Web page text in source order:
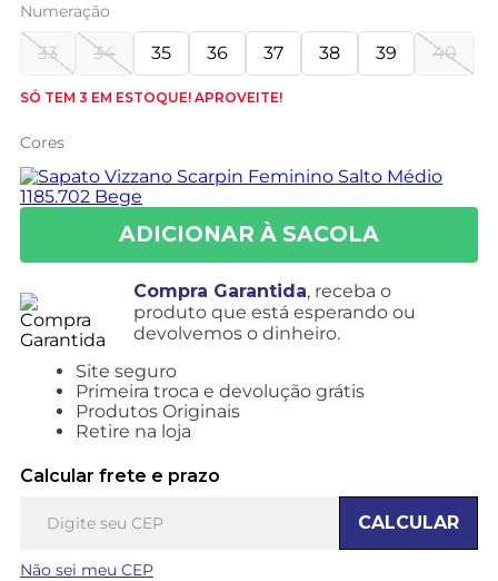
Numeração
33 34 35 36 37 38 39 40
SÓ TEM 3 EM ESTOQUE! APROVEITE!
Cores
Compra Garantida, receba o
produto que está esperando ou
devolvemos o dinheiro.
Site seguro
Primeira troca e devolução grátis
Produtos Originais
Retire na loja
Calcular frete e prazo
CALCULAR
Não sei meu CEP